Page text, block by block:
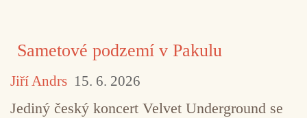
Sametové podzemí v Pakulu
Jiří Andrs 15. 6. 2026
Jediný český koncert Velvet Underground se